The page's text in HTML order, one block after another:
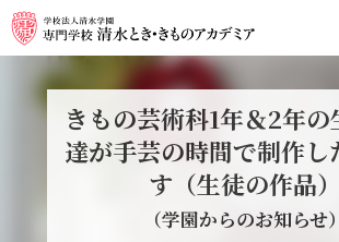
きもの芸術科1年＆2年の
達が手芸の時間で制作し
す（生徒の作品）
（学園からのお知らせ）